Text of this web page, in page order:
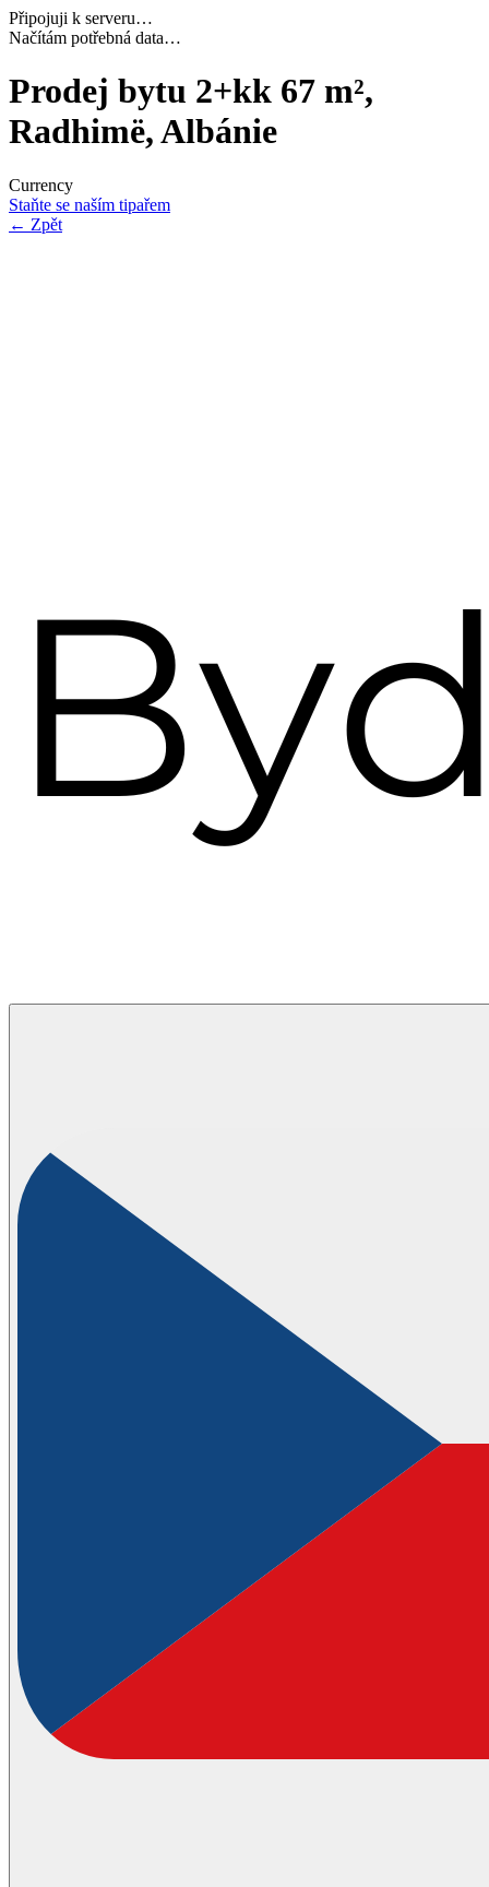
Připojuji k serveru…
Navazuji bezpečné spojení…
Prodej bytu 2+kk 67 m²,
Radhimë, Albánie
Currency
Staňte se naším tipařem
← Zpět